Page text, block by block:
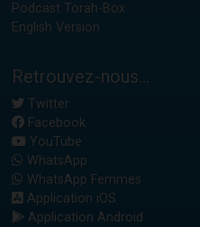
Podcast Torah-Box
English Version
Retrouvez-nous...
Twitter
Facebook
YouTube
WhatsApp
WhatsApp Femmes
Application iOS
Application Android